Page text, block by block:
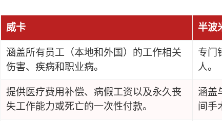
威卡 半波
涵盖所有员工（本地和外国）的工作相关
伤害、疾病和职业病。
专门
人。
提供医疗费用补偿、病假工资以及永久丧
失工作能力或死亡的一次性付款。
涵盖
间手